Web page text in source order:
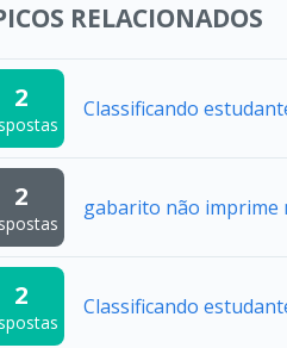
RELACIONADOS
2 Classificando
2 gabarito não imprime
2 Classificando